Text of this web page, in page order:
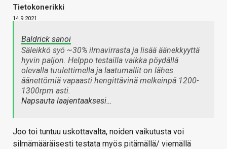
Tietokonerikki
14.9.2021
Baldrick sanoi
Säleikkö syö ~30% ilmavirrasta ja lisää äänekkyyttä
hyvin paljon. Helppo testailla vaikka pöydällä
olevalla tuulettimella ja laatumallit on lähes
äänettömiä vapaasti hengittävinä melkeinpä 1200-
1300rpm asti.
Napsauta laajentaaksesi…
Joo toi tuntuu uskottavalta, noiden vaikutusta voi
silmämääräisesti testata myös pitämällä/ viemällä